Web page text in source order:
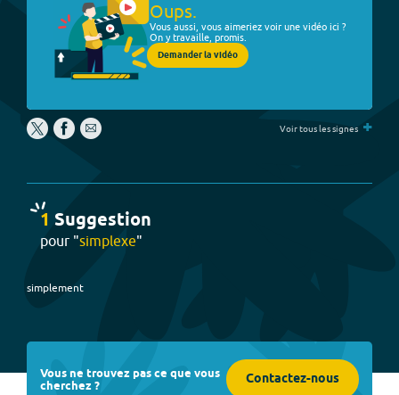
Oups.
Vous aussi, vous aimeriez voir une vidéo ici ?
On y travaille, promis.
Demander la vidéo
Voir tous les signes +
1 Suggestion
pour "simplexe"
simplement
Vous ne trouvez pas ce que vous
cherchez ? Contactez-nous